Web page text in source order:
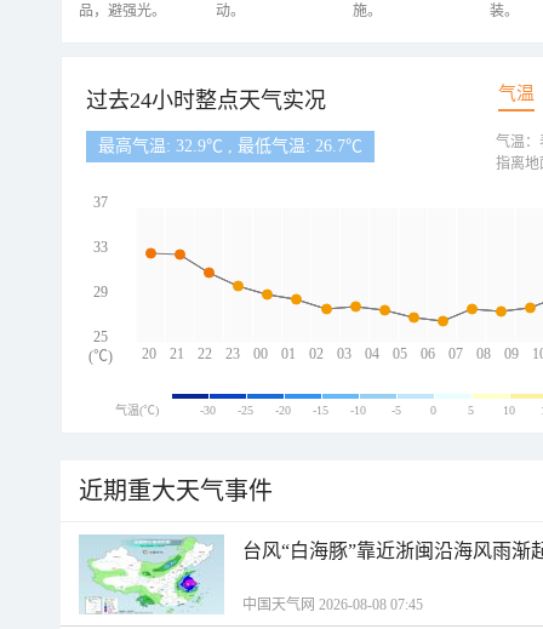
品，避强光。
动。
施。
装。
过去24小时整点天气实况 气温
最高气温: 32.9℃ , 最低气温: 26.7℃
20 21 22 23 00 01 02 03 04 05 06 07 08 09
37
33
29
25
(℃)
气温：
指离地
气温(℃) -30 -25 -20 -15 -10 -5 0 5 10
近期重大天气事件
台风“白海豚”靠近浙闽沿海风雨渐
中国天气网 2026-08-08 07:45